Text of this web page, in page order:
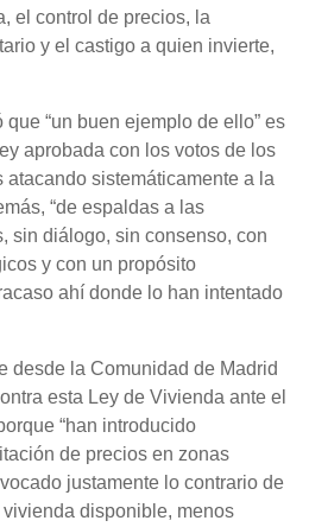
el control de precios, la
y el castigo a quien invierte,
“un buen ejemplo de ello” es
aprobada con los votos de los
atacando sistemáticamente a la
“de espaldas a las
sin diálogo, sin consenso, con
y con un propósito
ahí donde lo han intentado
desde la Comunidad de Madrid
esta Ley de Vivienda ante el
“han introducido
de precios en zonas
justamente lo contrario de
disponible, menos